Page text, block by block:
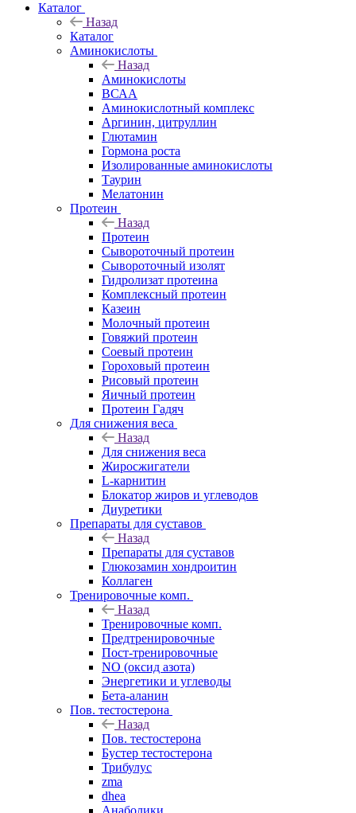
Каталог
Назад
Каталог
Аминокислоты
Назад
Аминокислоты
ВСАА
Аминокислотный комплекс
Аргинин, цитруллин
Глютамин
Гормона роста
Изолированные аминокислоты
Таурин
Мелатонин
Протеин
Назад
Протеин
Сывороточный протеин
Сывороточный изолят
Гидролизат протеина
Комплексный протеин
Казеин
Молочный протеин
Говяжий протеин
Соевый протеин
Гороховый протеин
Рисовый протеин
Яичный протеин
Протеин Гадяч
Для снижения веса
Назад
Для снижения веса
Жиросжигатели
L-карнитин
Блокатор жиров и углеводов
Диуретики
Препараты для суставов
Назад
Препараты для суставов
Глюкозамин хондроитин
Коллаген
Тренировочные комп.
Назад
Тренировочные комп.
Предтренировочные
Пост-тренировочные
NO (оксид азота)
Энергетики и углеводы
Бета-аланин
Пов. тестостерона
Назад
Пов. тестостерона
Бустер тестостерона
Трибулус
zma
dhea
Анаболики